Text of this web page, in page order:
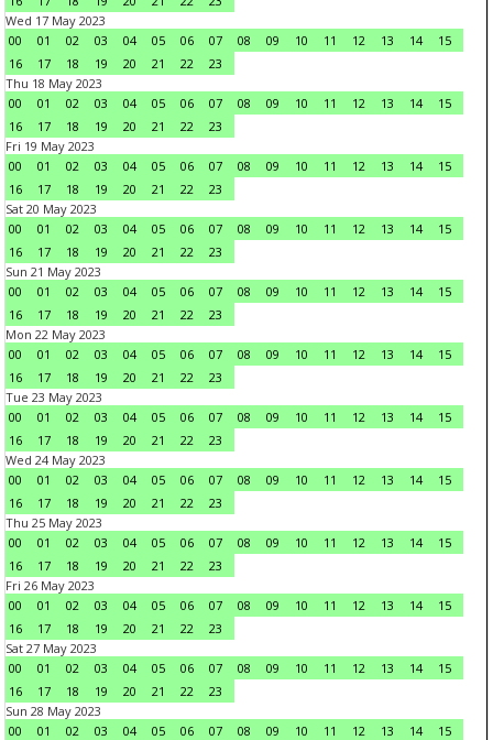
Wed 17 May 2023
00
01 02 03 04 05 06 07 08 09 10 11 12 13 14
15
16
17 18 19 20 21 22
23
Thu 18 May 2023
00
01 02 03 04 05 06 07 08 09 10 11 12 13 14
15
16
17 18 19 20 21 22
23
Fri 19 May 2023
00
01 02 03 04 05 06 07 08 09 10 11 12 13 14
15
16
17 18 19 20 21 22
23
Sat 20 May 2023
00
01 02 03 04 05 06 07 08 09 10 11 12 13 14
15
16
17 18 19 20 21 22
23
Sun 21 May 2023
00
01 02 03 04 05 06 07 08 09 10 11 12 13 14
15
16
17 18 19 20 21 22
23
Mon 22 May 2023
00
01 02 03 04 05 06 07 08 09 10 11 12 13 14
15
16
17 18 19 20 21 22
23
Tue 23 May 2023
00
01 02 03 04 05 06 07 08 09 10 11 12 13 14
15
16
17 18 19 20 21 22
23
Wed 24 May 2023
00
01 02 03 04 05 06 07 08 09 10 11 12 13 14
15
16
17 18 19 20 21 22
23
Thu 25 May 2023
00
01 02 03 04 05 06 07 08 09 10 11 12 13 14
15
16
17 18 19 20 21 22
23
Fri 26 May 2023
00
01 02 03 04 05 06 07 08 09 10 11 12 13 14
15
16
17 18 19 20 21 22
23
Sat 27 May 2023
00
01 02 03 04 05 06 07 08 09 10 11 12 13 14
15
16
17 18 19 20 21 22
23
Sun 28 May 2023
00
01 02 03 04 05 06 07 08 09 10 11 12 13 14
15